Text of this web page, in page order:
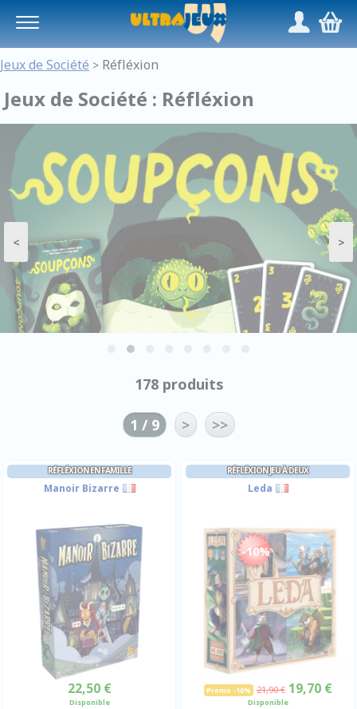
/,
Jeux de Société > Réfléxion
Jeux de Société : Réfléxion
< >
178 produits
1 / 9 > >>
RÉFLÉXION EN FAMILLE
Manoir Bizarre
22,50 €
Disponible
RÉFLÉXION JEU À DEUX
Leda
-10%
Promo -10% 21,90 € 19,70 €
Disponible